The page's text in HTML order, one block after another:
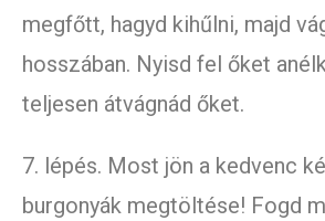
megfőtt, hagyd kihűlni, majd
hosszában. Nyisd fel őket
teljesen átvágnád őket.
7. lépés. Most jön a kedvenc
burgonyák megtöltése! Fogd